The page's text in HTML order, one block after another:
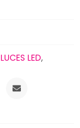
LUCES LED,